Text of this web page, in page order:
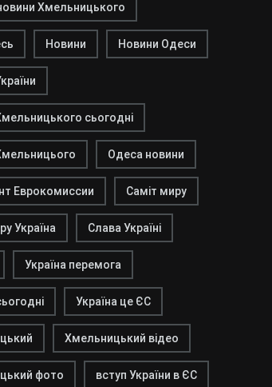
Хмельницького
Новини Новини Одеси
сьогодні
Одеса новини
Еврокомиссии Саміт миру
Україна Слава Україні
Україна перемога
Україна це ЄС
Хмельницький відео
фото вступ України в ЄС